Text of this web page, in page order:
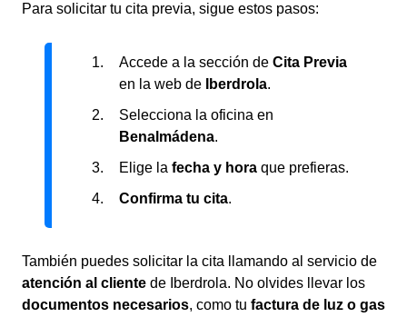
Para solicitar tu cita previa, sigue estos pasos:
Accede a la sección de Cita Previa
en la web de
Iberdrola.
Selecciona la oficina en
Benalmádena.
Elige la fecha y hora que prefieras.
Confirma tu cita.
También puedes solicitar la cita llamando al servicio de
atención al cliente de Iberdrola. No olvides llevar los
documentos necesarios, como tu factura de luz o gas